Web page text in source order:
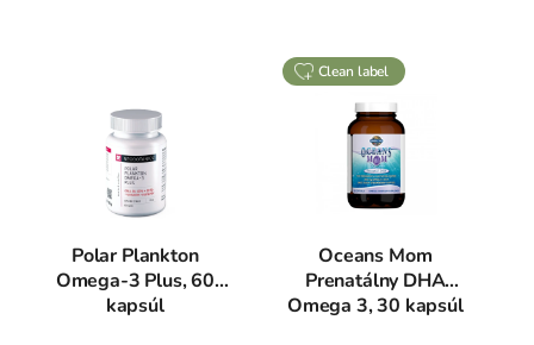
Polar Plankton
Omega-3 Plus, 60
kapsúl
clean label
Oceans Mom
Prenatálny DHA
Omega 3, 30 kapsúl